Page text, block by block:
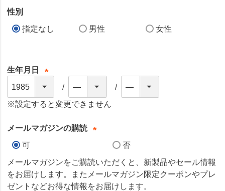
性別
指定なし
男性 女性
生年月日
(
必
須
※設定すると変更できません
メールマガジンの購読
須
)
可
否
メールマガジンをご購読いただくと、新製品やセール情報
をお届けします。またメールマガジン限定クーポンやプレ
ゼントなどお得な情報をお届けします。